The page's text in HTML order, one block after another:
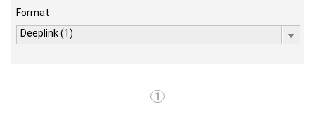
Format
Deeplink (1)
1